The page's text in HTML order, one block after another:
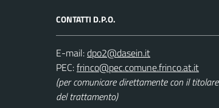
CONTATTI D.P.O.
E-mail:
PEC:
(per comunicare direttamente con il titolare
del trattamento)